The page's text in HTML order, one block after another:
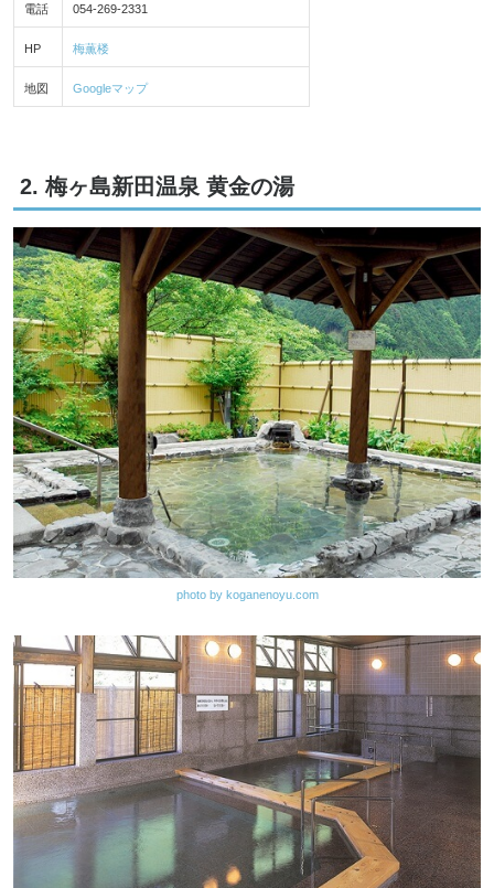
電話 054-269-2331
HP 梅薫楼
地図 Googleマップ
2. 梅ヶ島新田温泉 黄金の湯
photo by koganenoyu.com